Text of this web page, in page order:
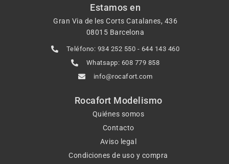
Estamos en
Gran Via de les Corts Catalanes, 436
08015 Barcelona
Teléfono: 934 252 550 - 644 143 460
Whatsapp: 608 779 858
info@rocafort.com
Rocafort Modelismo
Quiénes somos
Contacto
Aviso legal
Condiciones de uso y compra